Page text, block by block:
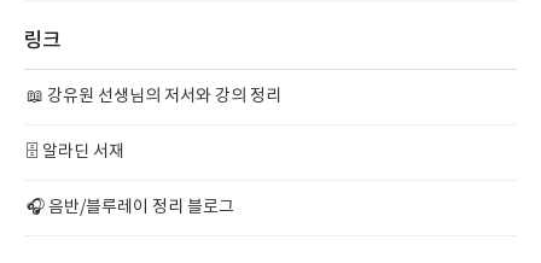
링크
📖 강유원 선생님의 저서와 강의 정리
🗄️ 알라딘 서재
🎧 음반/블루레이 정리 블로그